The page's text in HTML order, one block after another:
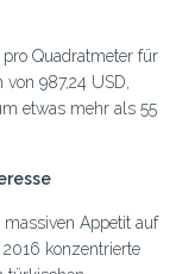
Quadratmeter für
987,24 USD,
etwas mehr als 55
massiven Appetit auf
konzentrierte